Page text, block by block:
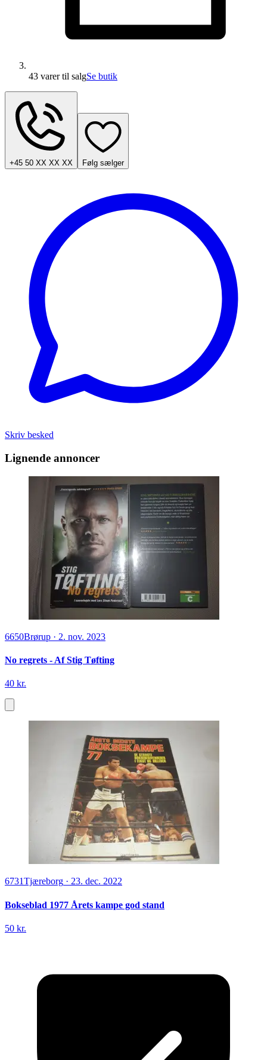
43 varertil salgSe butik
+45 50 XX XX XX Følg sælger
Skriv besked
Lignende annoncer
6650Brørup · 2. nov. 2023
No regrets - Af Stig Tøfting
40 kr.
6731Tjæreborg · 23. dec. 2022
Bokseblad 1977 Årets kampe god stand
50 kr.